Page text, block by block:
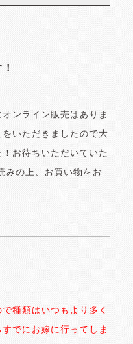
ンライン販売はありま
いただきましたので大
お待ちいただいていた
みの上、お買い物をお
種類はいつもより多く
でにお嫁に行ってしま